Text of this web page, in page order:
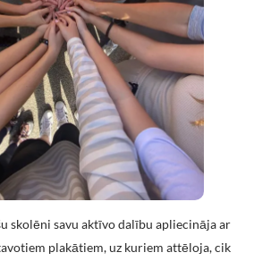
skolēni savu aktīvo dalību apliecināja ar
plakātiem, uz kuriem attēloja, cik